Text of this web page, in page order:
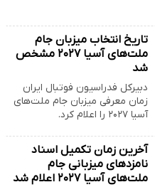
تاریخ انتخاب میزبان جام
ملت‌های آسیا ۲۰۲۷ مشخص
شد
دبیرکل فدراسیون فوتبال ایران
زمان معرفی میزبان جام ملت‌های
آسیا ۲۰۲۷ را اعلام کرد.
آخرین زمان تکمیل اسناد
نامزدهای میزبانی جام
ملت‌های آسیا ۲۰۲۷ اعلام شد